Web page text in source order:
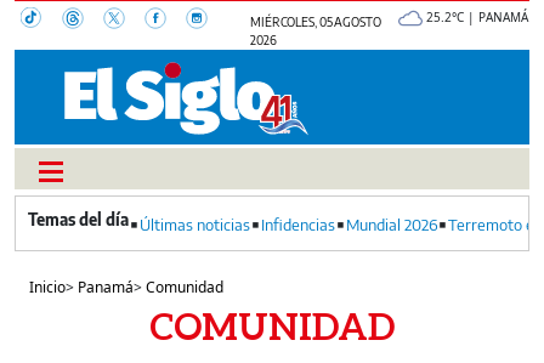
MIÉRCOLES, 05 AGOSTO
2026
25.2°C | PANAMÁ
Últimas noticias Infidencias Mundial 2026 Terremoto
Inicio> Panamá>Comunidad
COMUNIDAD